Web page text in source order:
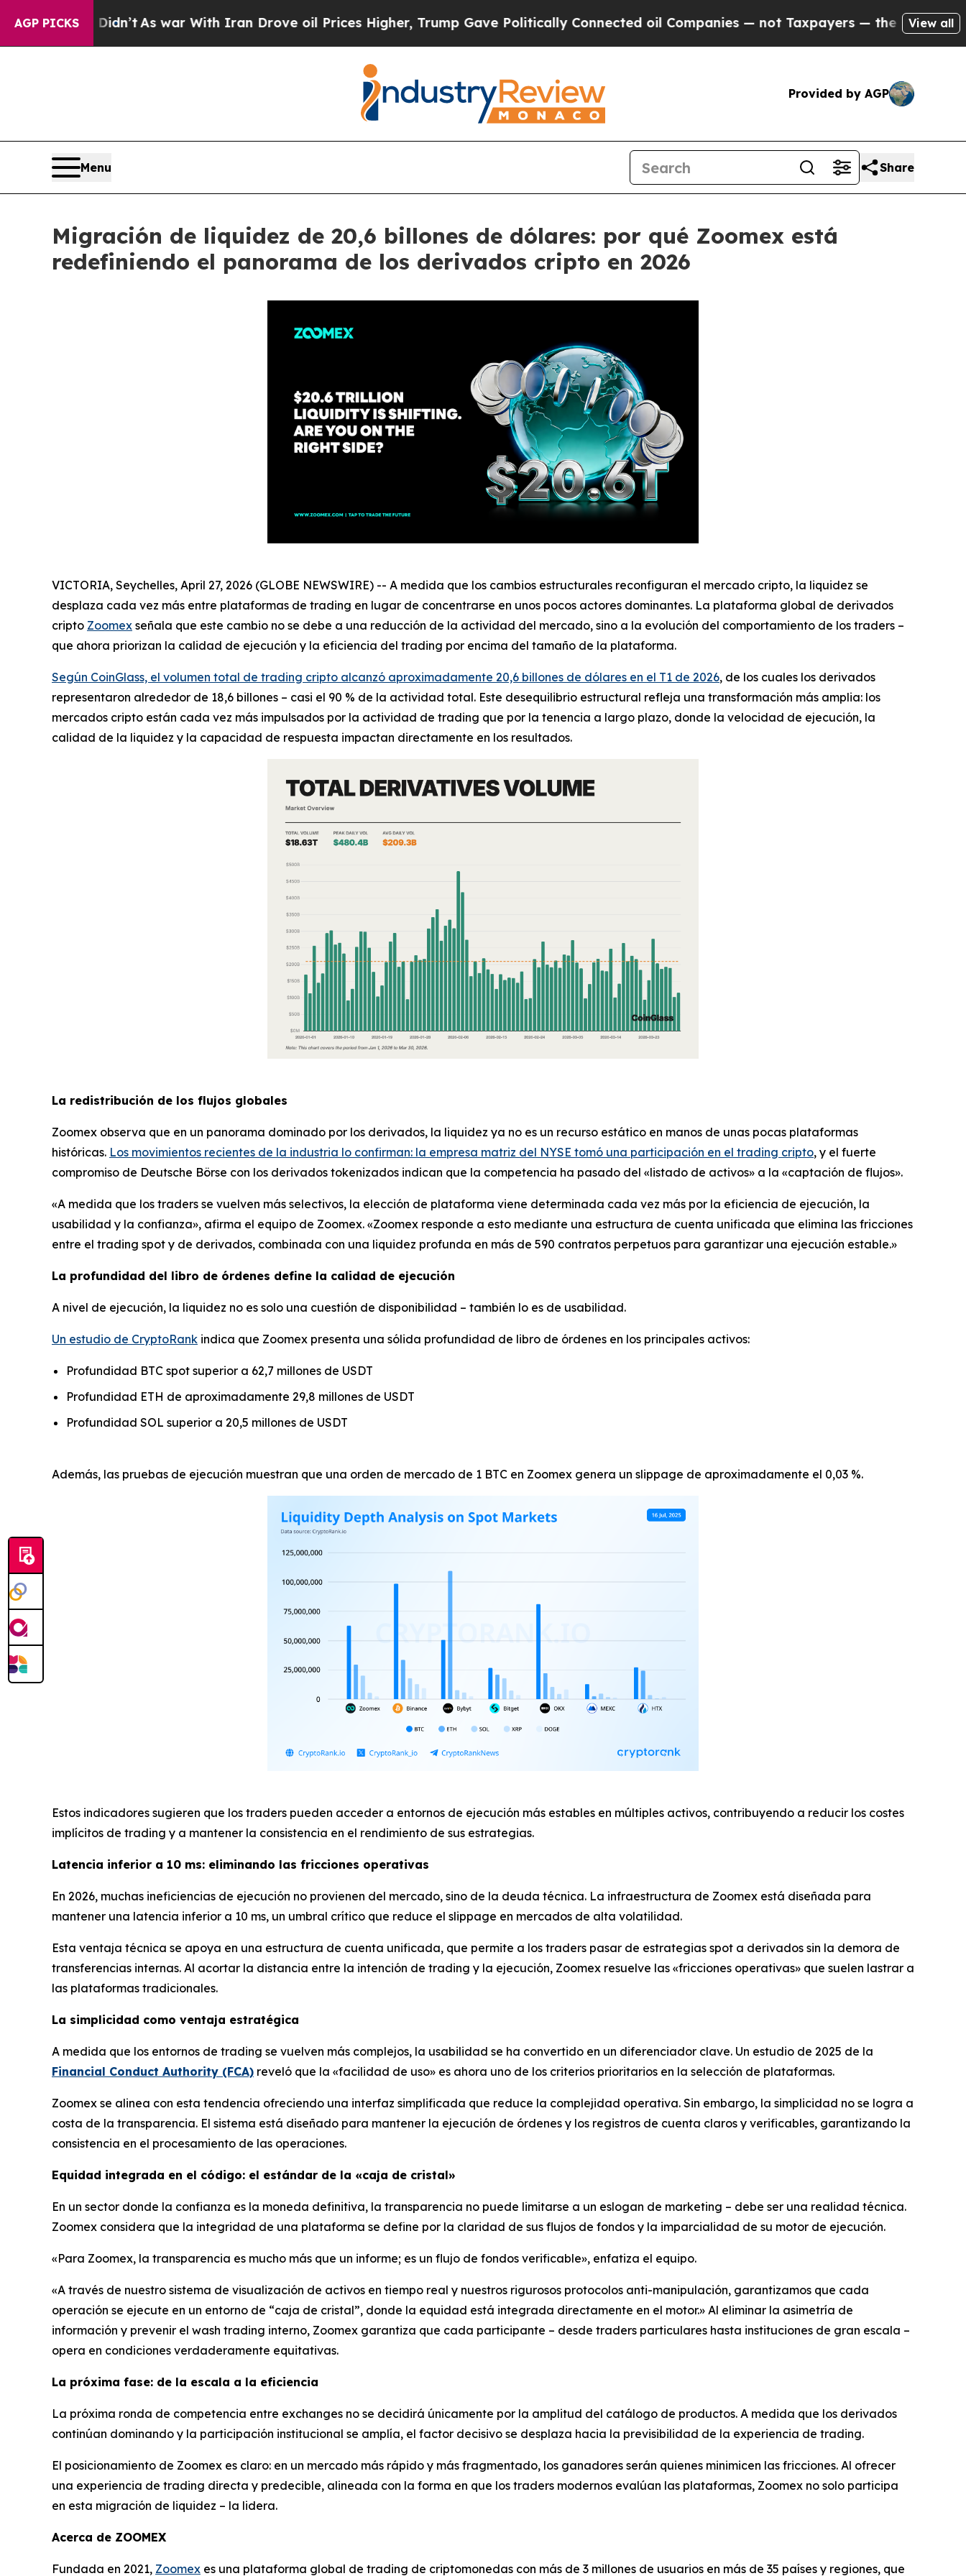
AGP PICKS
As war With Iran Drove oil Prices Higher, Trump Gave Politically Connected oil Companies — not Taxpayers — the Chance to Cash in on
View all
Provided by AGP
Menu Share
Migración de liquidez de 20,6 billones de dólares: por qué Zoomex está
redefiniendo el panorama de los derivados cripto en 2026
VICTORIA, Seychelles, April 27, 2026 (GLOBE NEWSWIRE) -- A medida que los cambios estructurales reconfiguran el mercado cripto, la liquidez se
desplaza cada vez más entre plataformas de trading en lugar de concentrarse en unos pocos actores dominantes. La plataforma global de derivados
cripto Zoomex señala que este cambio no se debe a una reducción de la actividad del mercado, sino a la evolución del comportamiento de los traders –
que ahora priorizan la calidad de ejecución y la eficiencia del trading por encima del tamaño de la plataforma.
Según CoinGlass, el volumen total de trading cripto alcanzó aproximadamente 20,6 billones de dólares en el T1 de 2026, de los cuales los derivados
representaron alrededor de 18,6 billones – casi el 90 % de la actividad total. Este desequilibrio estructural refleja una transformación más amplia: los
mercados cripto están cada vez más impulsados por la actividad de trading que por la tenencia a largo plazo, donde la velocidad de ejecución, la
calidad de la liquidez y la capacidad de respuesta impactan directamente en los resultados.
La redistribución de los flujos globales
Zoomex observa que en un panorama dominado por los derivados, la liquidez ya no es un recurso estático en manos de unas pocas plataformas
históricas. Los movimientos recientes de la industria lo confirman: la empresa matriz del NYSE tomó una participación en el trading cripto, y el fuerte
compromiso de Deutsche Börse con los derivados tokenizados indican que la competencia ha pasado del «listado de activos» a la «captación de flujos».
«A medida que los traders se vuelven más selectivos, la elección de plataforma viene determinada cada vez más por la eficiencia de ejecución, la
usabilidad y la confianza», afirma el equipo de Zoomex. «Zoomex responde a esto mediante una estructura de cuenta unificada que elimina las fricciones
entre el trading spot y de derivados, combinada con una liquidez profunda en más de 590 contratos perpetuos para garantizar una ejecución estable.»
La profundidad del libro de órdenes define la calidad de ejecución
A nivel de ejecución, la liquidez no es solo una cuestión de disponibilidad – también lo es de usabilidad.
Un estudio de CryptoRank indica que Zoomex presenta una sólida profundidad de libro de órdenes en los principales activos:
Profundidad BTC spot superior a 62,7 millones de USDT
Profundidad ETH de aproximadamente 29,8 millones de USDT
Profundidad SOL superior a 20,5 millones de USDT
Además, las pruebas de ejecución muestran que una orden de mercado de 1 BTC en Zoomex genera un slippage de aproximadamente el 0,03 %.
Estos indicadores sugieren que los traders pueden acceder a entornos de ejecución más estables en múltiples activos, contribuyendo a reducir los costes
implícitos de trading y a mantener la consistencia en el rendimiento de sus estrategias.
Latencia inferior a 10 ms: eliminando las fricciones operativas
En 2026, muchas ineficiencias de ejecución no provienen del mercado, sino de la deuda técnica. La infraestructura de Zoomex está diseñada para
mantener una latencia inferior a 10 ms, un umbral crítico que reduce el slippage en mercados de alta volatilidad.
Esta ventaja técnica se apoya en una estructura de cuenta unificada, que permite a los traders pasar de estrategias spot a derivados sin la demora de
transferencias internas. Al acortar la distancia entre la intención de trading y la ejecución, Zoomex resuelve las «fricciones operativas» que suelen lastrar a
las plataformas tradicionales.
La simplicidad como ventaja estratégica
A medida que los entornos de trading se vuelven más complejos, la usabilidad se ha convertido en un diferenciador clave. Un estudio de 2025 de la
Financial Conduct Authority (FCA) reveló que la «facilidad de uso» es ahora uno de los criterios prioritarios en la selección de plataformas.
Zoomex se alinea con esta tendencia ofreciendo una interfaz simplificada que reduce la complejidad operativa. Sin embargo, la simplicidad no se logra a
costa de la transparencia. El sistema está diseñado para mantener la ejecución de órdenes y los registros de cuenta claros y verificables, garantizando la
consistencia en el procesamiento de las operaciones.
Equidad integrada en el código: el estándar de la «caja de cristal»
En un sector donde la confianza es la moneda definitiva, la transparencia no puede limitarse a un eslogan de marketing – debe ser una realidad técnica.
Zoomex considera que la integridad de una plataforma se define por la claridad de sus flujos de fondos y la imparcialidad de su motor de ejecución.
«Para Zoomex, la transparencia es mucho más que un informe; es un flujo de fondos verificable», enfatiza el equipo.
«A través de nuestro sistema de visualización de activos en tiempo real y nuestros rigurosos protocolos anti-manipulación, garantizamos que cada
operación se ejecute en un entorno de “caja de cristal”, donde la equidad está integrada directamente en el motor.» Al eliminar la asimetría de
información y prevenir el wash trading interno, Zoomex garantiza que cada participante – desde traders particulares hasta instituciones de gran escala –
opera en condiciones verdaderamente equitativas.
La próxima fase: de la escala a la eficiencia
La próxima ronda de competencia entre exchanges no se decidirá únicamente por la amplitud del catálogo de productos. A medida que los derivados
continúan dominando y la participación institucional se amplía, el factor decisivo se desplaza hacia la previsibilidad de la experiencia de trading.
El posicionamiento de Zoomex es claro: en un mercado más rápido y más fragmentado, los ganadores serán quienes minimicen las fricciones. Al ofrecer
una experiencia de trading directa y predecible, alineada con la forma en que los traders modernos evalúan las plataformas, Zoomex no solo participa
en esta migración de liquidez – la lidera.
Acerca de ZOOMEX
Fundada en 2021, Zoomex es una plataforma global de trading de criptomonedas con más de 3 millones de usuarios en más de 35 países y regiones, que